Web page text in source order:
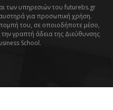
των υπηρεσιών του futurebs.gr
για προσωπική χρήση.
του, σε οποιοδήποτε μέσο,
γραπτή άδεια της Διεύθυνσης
School.